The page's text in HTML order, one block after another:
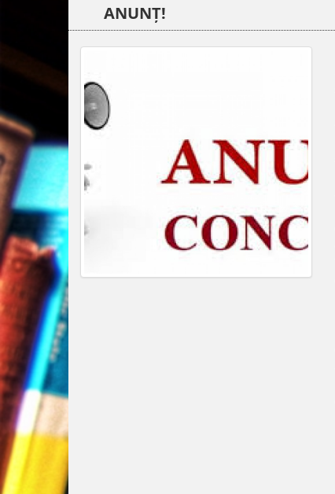
ANUNȚ!